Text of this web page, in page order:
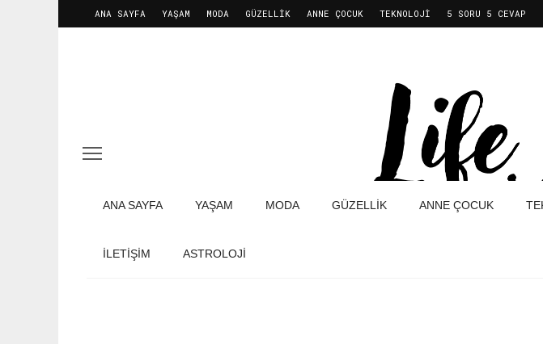
ANA SAYFA YAŞAM MODA GÜZELLIK ANNE ÇOCUK TEKNOLOJI 5 SORU 5 CEVAP
ANA SAYFA YAŞAM MODA GÜZELLIK ANNE ÇOCUK
İLETIŞIM ASTROLOJİ